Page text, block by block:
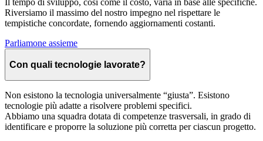
Il tempo di sviluppo, così come il costo, varia in base alle specifiche.
Riversiamo il massimo del nostro impegno nel rispettare le
tempistiche concordate, fornendo aggiornamenti costanti.
Parliamone assieme
Con quali tecnologie lavorate?
Non esistono la tecnologia universalmente “giusta”. Esistono
tecnologie più adatte a risolvere problemi specifici.
Abbiamo una squadra dotata di competenze trasversali, in grado di
identificare e proporre la soluzione più corretta per ciascun progetto.